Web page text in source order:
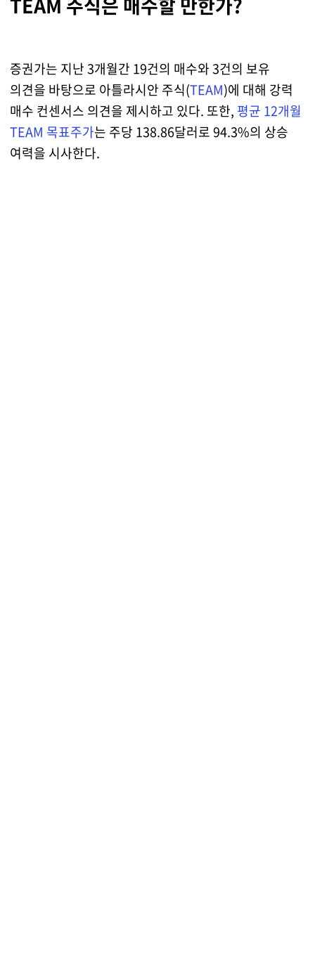
증권가는 지난 3개월간 19건의 매수와 3건의 보유
의견을 바탕으로 아틀라시안 주식(TEAM)에 대해 강력
매수 컨센서스 의견을 제시하고 있다. 또한, 평균 12개월
TEAM 목표주가는 주당 138.86달러로 94.3%의 상승
여력을 시사한다.